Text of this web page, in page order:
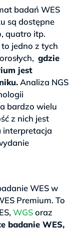
badań WES
są dostępne
quatro itp.
jedno z tych
gdzie
jest
Analiza NGS
bardzo wielu
z nich jest
interpretacja
WES w
Premium. To
WGSoraz
badanie WES,